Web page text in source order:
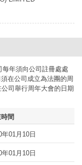
年須向公司註冊處處
在公司成立為法團的周
司舉行周年大會的日期
間
年01月10日
年01月10日